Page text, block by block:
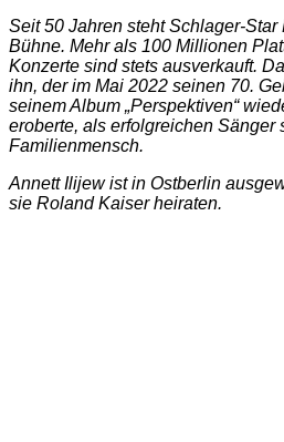
Seit 50 Jahren steht Schlager-
Bühne. Mehr als 100 Millionen
Konzerte sind stets ausverkauft.
ihn, der im Mai 2022 seinen 70.
seinem Album „Perspektiven“
eroberte, als erfolgreichen Sänger
Familienmensch.
Annett Ilijew ist in Ostberlin
sie Roland Kaiser heiraten.